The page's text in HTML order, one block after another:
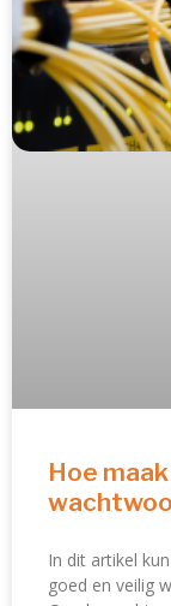
Hoe
In dit artikel
goed en veilig